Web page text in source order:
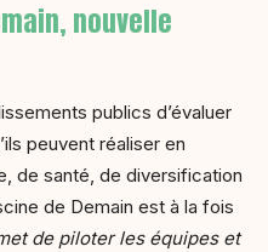
nouvelle
publics d’évaluer
peuvent réaliser en
de santé, de diversification
de Demain est à la fois
de piloter les équipes et